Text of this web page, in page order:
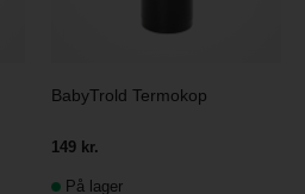
BabyTrold Termokop
149 kr.
På lager